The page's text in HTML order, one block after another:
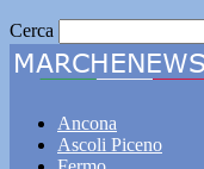
Cerca
Ancona
Ascoli Piceno